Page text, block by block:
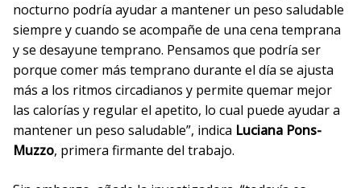
nocturno podría ayudar a mantener un peso saludable
siempre y cuando se acompañe de una cena temprana
y se desayune temprano. Pensamos que podría ser
porque comer más temprano durante el día se ajusta
más a los ritmos circadianos y permite quemar mejor
las calorías y regular el apetito, lo cual puede ayudar a
mantener un peso saludable”, indica Luciana Pons-
Muzzo, primera firmante del trabajo.